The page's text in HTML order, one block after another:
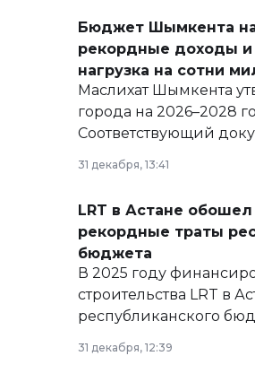
Бюджет Шымкента
рекордные доходы и
нагрузка на сотни
Маслихат Шымкента
города на 2026–2028
Соответствующий
базе нормативных
сайте маслихат города.
31 декабря, 13:41
LRT в Астане
рекордные траты
бюджета
В 2025 году
строительства LRT в
республиканского
рекордных объемов.
31 декабря, 12:39